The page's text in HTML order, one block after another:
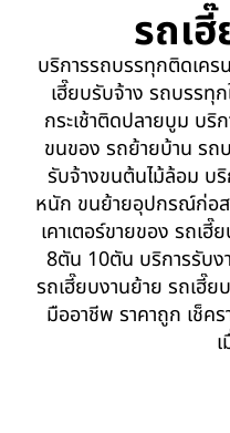
รถเ
บริการรถบรรทุกติดเคร
เฮี๊ยบรับจ้าง รถบรรทุ
กระเช้าติดปลายบูม บ
ขนของ รถย้ายบ้าน รถ
รับจ้างขนต้นไม้ล้อม บ
หนัก ขนย้ายอุปกรณ์ก่อส
เคาเตอร์ขายของ รถเ
8ตัน 10ตัน บริการรับ
รถเฮี๊ยบงานย้าย รถเฮี๊ย
มืออาชีพ ราคาถูก เช็ค